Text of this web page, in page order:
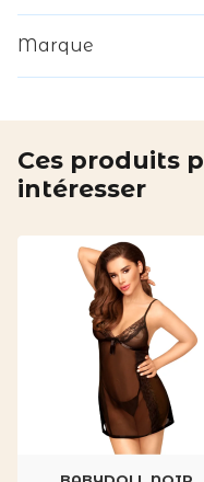
Marque
Ces produits
intéresser